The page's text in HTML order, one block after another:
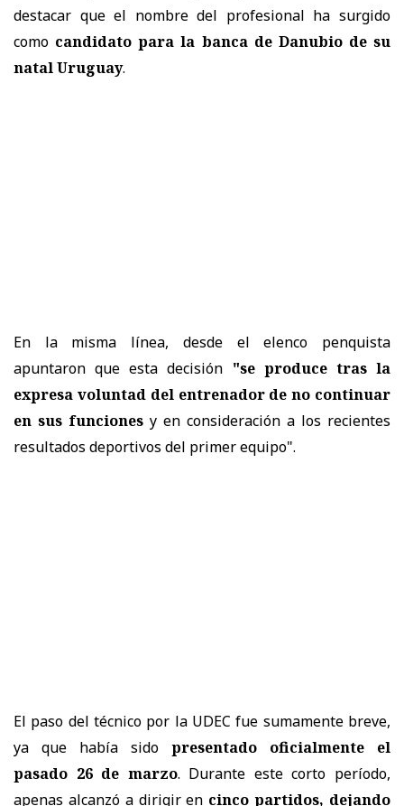
destacar que el nombre del profesional ha surgido
como candidato para la banca de Danubio de su
natal Uruguay.
En la misma línea, desde el elenco penquista
apuntaron que esta decisión "se produce tras la
expresa voluntad del entrenador de no continuar
en sus funciones y en consideración a los recientes
resultados deportivos del primer equipo".
El paso del técnico por la UDEC fue sumamente breve,
ya que había sido presentado oficialmente el
pasado 26 de marzo. Durante este corto período,
apenas alcanzó a dirigir en cinco partidos, dejando